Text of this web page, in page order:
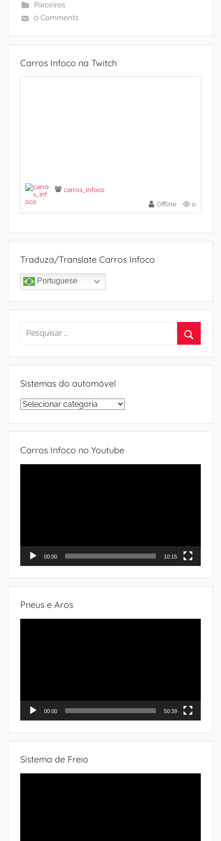
Parceiros
0 Comments
Carros Infoco na Twitch
carros_infoco
Offline
0
Traduza/Translate Carros Infoco
Portuguese
Pesquisar
Sistemas do automóvel
Sistemas
automóvel
Carros Infoco no Youtube
00:00 10:15
Pneus e Aros
00:00 50:39
Sistema de Freio